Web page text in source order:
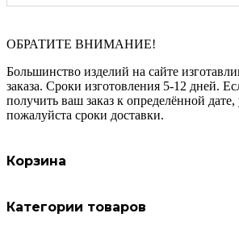
ОБРАТИТЕ ВНИМАНИЕ!
Большинство изделий на сайте
заказа. Сроки изготовления 5-12 дней.
получить ваш заказ к определённой дате,
пожалуйста сроки доставки.
Корзина
Категории товаров